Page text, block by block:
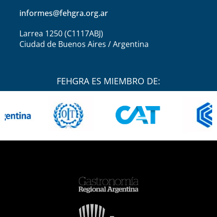
informes@fehgra.org.ar
Larrea 1250 (C1117ABJ)
Ciudad de Buenos Aires / Argentina
FEHGRA ES MIEMBRO DE: